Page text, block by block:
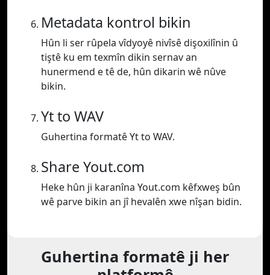
Metadata kontrol bikin
Hûn li ser rûpela vîdyoyê nivîsê dişoxilînin û
tiştê ku em texmîn dikin sernav an
hunermend e tê de, hûn dikarin wê nûve
bikin.
Yt to WAV
Guhertina formatê Yt to WAV.
Share Yout.com
Heke hûn ji karanîna Yout.com kêfxweş bûn
wê parve bikin an jî hevalên xwe nîşan bidin.
Guhertina formatê ji her